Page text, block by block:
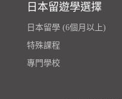
日本留遊學選擇
日本留學 (6個月以上)
特殊課程
專門學校